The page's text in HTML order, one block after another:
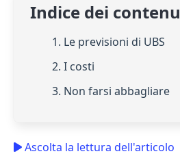
Indice dei
1. Le previsioni di UBS
2. I costi
3. Non farsi abbagliare
Ascolta la lettura dell'articolo